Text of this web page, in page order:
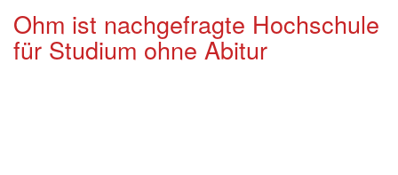
Ohm ist nachgefragte Hochschule
für Studium ohne Abitur